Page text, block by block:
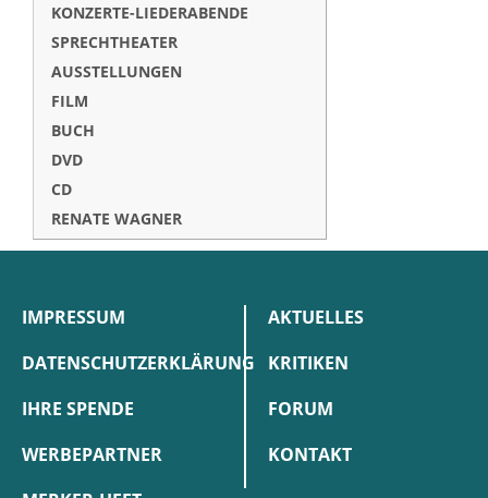
KONZERTE-LIEDERABENDE
SPRECHTHEATER
AUSSTELLUNGEN
FILM
BUCH
DVD
CD
RENATE WAGNER
IMPRESSUM
DATENSCHUTZERKLÄRUNG
IHRE SPENDE
WERBEPARTNER
AKTUELLES
KRITIKEN
FORUM
KONTAKT